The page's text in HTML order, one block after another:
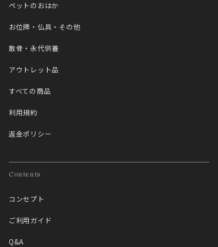
ペットのおはか
お位牌・仏具・その他
散骨・永代供養
アウトレット品
すべての商品
利用規約
返金ポリシー
Contents
コンセプト
ご利用ガイド
Q&A